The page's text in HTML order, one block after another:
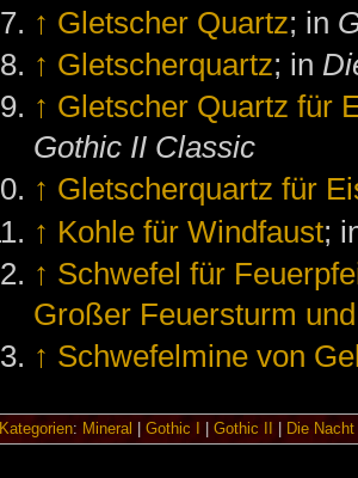
↑ Gletscher Quartz; in
↑ Gletscherquartz; in
↑ Gletscher Quartz für
Gothic II Classic
↑ Gletscherquartz für
↑ Kohle für Windfaust;
↑ Schwefel für
Großer Feuersturm
↑ Schwefelmine von
Kategorien: Mineral Gothic I Gothic II Die